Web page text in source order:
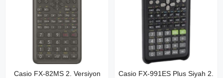
Casio FX-82MS 2. Versiyon
Casio FX-991ES Plus Siyah 2.